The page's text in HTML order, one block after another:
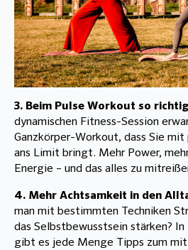
3. Beim Pulse Workout so
dynamischen Fitness-Session
Ganzkörper-Workout, dass Sie
ans Limit bringt. Mehr Power,
Energie – und das alles zu
4. Mehr Achtsamkeit in den
man mit bestimmten Techniken
das Selbstbewusstsein stärken? In
gibt es jede Menge Tipps zum mit